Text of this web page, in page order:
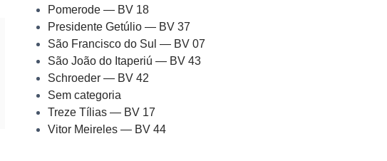
Pomerode — BV 18
Presidente Getúlio — BV 37
São Francisco do Sul — BV 07
São João do Itaperiú — BV 43
Schroeder — BV 42
Sem categoria
Treze Tílias — BV 17
Vitor Meireles — BV 44